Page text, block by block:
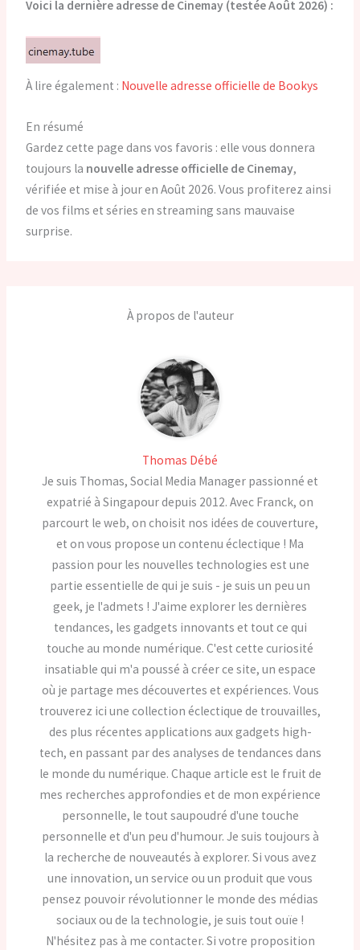
Voici la dernière adresse de Cinemay (testée Août 2026) :
À lire également : Nouvelle adresse officielle de Bookys
En résumé
Gardez cette page dans vos favoris : elle vous donnera
toujours la nouvelle adresse officielle de Cinemay,
vérifiée et mise à jour en Août 2026. Vous profiterez ainsi
de vos films et séries en streaming sans mauvaise
surprise.
À propos de l'auteur
Thomas Débé
Je suis Thomas, Social Media Manager passionné et
expatrié à Singapour depuis 2012. Avec Franck, on
parcourt le web, on choisit nos idées de couverture,
et on vous propose un contenu éclectique ! Ma
passion pour les nouvelles technologies est une
partie essentielle de qui je suis - je suis un peu un
geek, je l'admets ! J'aime explorer les dernières
tendances, les gadgets innovants et tout ce qui
touche au monde numérique. C'est cette curiosité
insatiable qui m'a poussé à créer ce site, un espace
où je partage mes découvertes et expériences. Vous
trouverez ici une collection éclectique de trouvailles,
des plus récentes applications aux gadgets high-
tech, en passant par des analyses de tendances dans
le monde du numérique. Chaque article est le fruit de
mes recherches approfondies et de mon expérience
personnelle, le tout saupoudré d'une touche
personnelle et d'un peu d'humour. Je suis toujours à
la recherche de nouveautés à explorer. Si vous avez
une innovation, un service ou un produit que vous
pensez pouvoir révolutionner le monde des médias
sociaux ou de la technologie, je suis tout ouïe !
N'hésitez pas à me contacter. Si votre proposition